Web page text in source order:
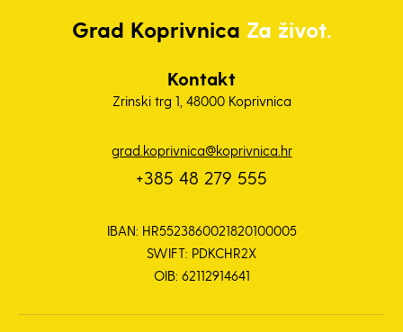
Grad Koprivnica Za život.
Kontakt
Zrinski trg 1, 48000 Koprivnica
grad.koprivnica@koprivnica.hr
+385 48 279 555
IBAN: HR5523860021820100005
SWIFT: PDKCHR2X
OIB: 62112914641